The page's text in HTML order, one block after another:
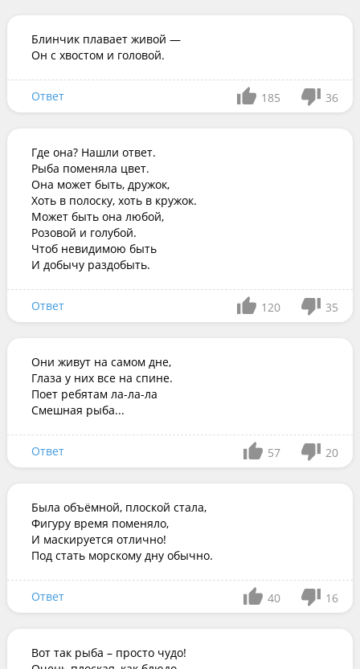
Блинчик плавает живой —
Он с хвостом и головой.
Ответ 185 36
Где она? Нашли ответ.
Рыба поменяла цвет.
Она может быть, дружок,
Хоть в полоску, хоть в кружок.
Может быть она любой,
Розовой и голубой.
Чтоб невидимою быть
И добычу раздобыть.
Ответ 120 35
Они живут на самом дне,
Глаза у них все на спине.
Поет ребятам ла-ла-ла
Смешная рыба...
Ответ 57 20
Была объёмной, плоской стала,
Фигуру время поменяло,
И маскируется отлично!
Под стать морскому дну обычно.
Ответ 40 16
Вот так рыба – просто чудо!